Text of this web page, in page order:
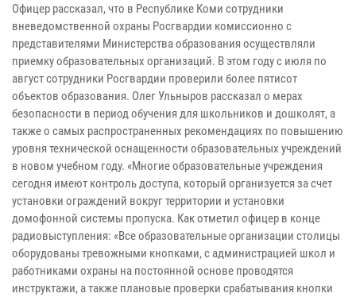
Офицер рассказал, что в Республике Коми сотрудники
вневедомственной охраны Росгвардии комиссионно с
представителями Министерства образования осуществляли
приемку образовательных организаций. В этом году с июля по
август сотрудники Росгвардии проверили более пятисот
объектов образования. Олег Ульныров рассказал о мерах
безопасности в период обучения для школьников и дошколят, а
также о самых распространенных рекомендациях по повышению
уровня технической оснащенности образовательных учреждений
в новом учебном году. «Многие образовательные учреждения
сегодня имеют контроль доступа, который организуется за счет
установки ограждений вокруг территории и установки
домофонной системы пропуска. Как отметил офицер в конце
радиовыступления: «Все образовательные организации столицы
оборудованы тревожными кнопками, с администрацией школ и
работниками охраны на постоянной основе проводятся
инструктажи, а также плановые проверки срабатывания кнопки